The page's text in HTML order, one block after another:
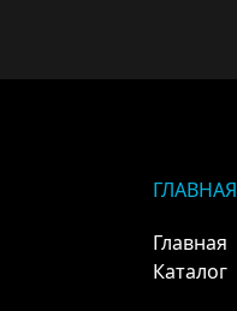
ГЛАВНАЯ
Главная
Каталог